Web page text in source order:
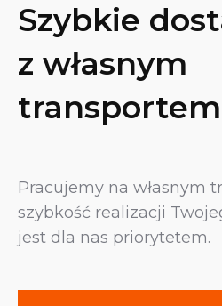
Pracujemy na własnym
szybkość realizacji
jest dla nas priorytetem.
Szybkie
z własnym
transportem